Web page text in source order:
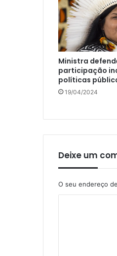
Ministra
participação
políticas
19/04/2024
Deixe um
O seu endereço